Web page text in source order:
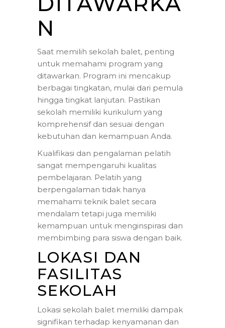
N
Saat memilih sekolah balet, penting
untuk memahami program yang
ditawarkan. Program ini mencakup
berbagai tingkatan, mulai dari pemula
hingga tingkat lanjutan. Pastikan
sekolah memiliki kurikulum yang
komprehensif dan sesuai dengan
kebutuhan dan kemampuan Anda.
Kualifikasi dan pengalaman pelatih
sangat mempengaruhi kualitas
pembelajaran. Pelatih yang
berpengalaman tidak hanya
memahami teknik balet secara
mendalam tetapi juga memiliki
kemampuan untuk menginspirasi dan
membimbing para siswa dengan baik.
LOKASI DAN
FASILITAS
SEKOLAH
Lokasi sekolah balet memiliki dampak
signifikan terhadap kenyamanan dan